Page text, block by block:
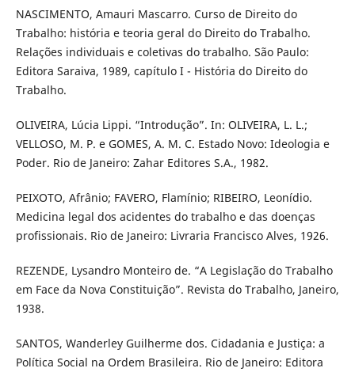
NASCIMENTO, Amauri Mascarro. Curso de Direito do
Trabalho: história e teoria geral do Direito do Trabalho.
Relações individuais e coletivas do trabalho. São Paulo:
Editora Saraiva, 1989, capítulo I - História do Direito do
Trabalho.
OLIVEIRA, Lúcia Lippi. “Introdução”. In: OLIVEIRA, L. L.;
VELLOSO, M. P. e GOMES, A. M. C. Estado Novo: Ideologia e
Poder. Rio de Janeiro: Zahar Editores S.A., 1982.
PEIXOTO, Afrânio; FAVERO, Flamínio; RIBEIRO, Leonídio.
Medicina legal dos acidentes do trabalho e das doenças
profissionais. Rio de Janeiro: Livraria Francisco Alves, 1926.
REZENDE, Lysandro Monteiro de. “A Legislação do Trabalho
em Face da Nova Constituição”. Revista do Trabalho, Janeiro,
1938.
SANTOS, Wanderley Guilherme dos. Cidadania e Justiça: a
Política Social na Ordem Brasileira. Rio de Janeiro: Editora